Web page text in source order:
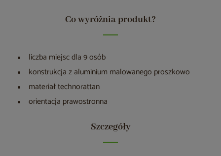
Co wyróżnia produkt?
liczba miejsc dla 9 osób
konstrukcja z aluminium malowanego proszkowo
materiał technorattan
orientacja prawostronna
Szczegóły